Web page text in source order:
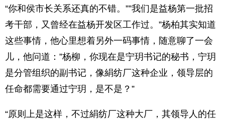
“你和侯市长关系还真的不错。””我们是益杨第一批招
考干部，又曾经在益杨开发区工作过。”杨柏其实知道
这些事情，他心里想着另外一码事情，随意聊了一会
儿，他问道：”杨柳，你现在是宁玥书记的秘书，宁玥
是分管组织的副书记，像絹纺厂这种企业，领导层的
任命都需要通过宁玥，是不是？”
“原则上是这样，不过絹纺厂这种大厂，其领导人的任